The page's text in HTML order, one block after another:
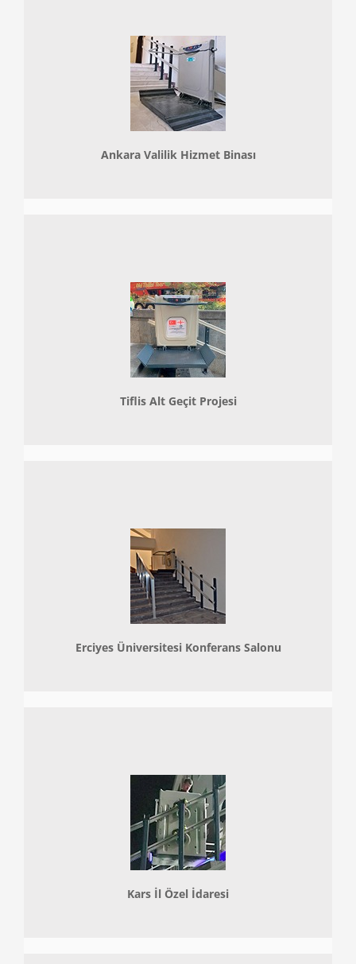
Ankara Valilik Hizmet Binası
Tiflis Alt Geçit Projesi
Erciyes Üniversitesi Konferans Salonu
Kars İl Özel İdaresi